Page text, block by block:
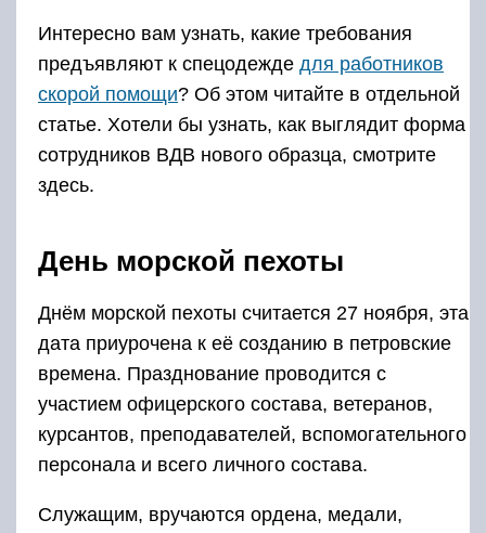
Интересно вам узнать, какие требования
предъявляют к спецодежде для работников
скорой помощи? Об этом читайте в отдельной
статье. Хотели бы узнать, как выглядит форма
сотрудников ВДВ нового образца, смотрите
здесь.
День морской пехоты
Днём морской пехоты считается 27 ноября, эта
дата приурочена к её созданию в петровские
времена. Празднование проводится с
участием офицерского состава, ветеранов,
курсантов, преподавателей, вспомогательного
персонала и всего личного состава.
Служащим, вручаются ордена, медали,